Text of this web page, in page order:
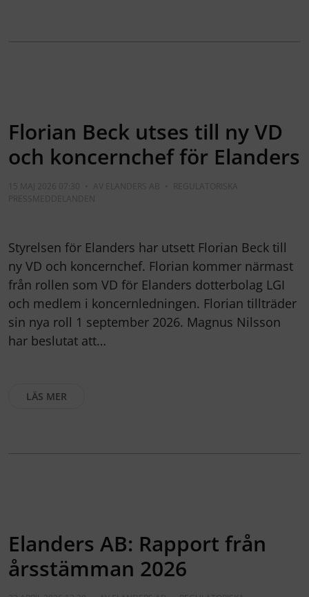
Florian Beck utses till ny VD
och koncernchef för Elanders
• AV ELANDERS AB •
Styrelsen för Elanders har utsett Florian Beck till
ny VD och koncernchef. Florian kommer närmast
från rollen som VD för Elanders dotterbolag LGI
och medlem i koncernledningen. Florian tillträder
sin nya roll 1 september 2026. Magnus Nilsson
har beslutat att…
LÄS MER
Elanders AB: Rapport från
årsstämman 2026